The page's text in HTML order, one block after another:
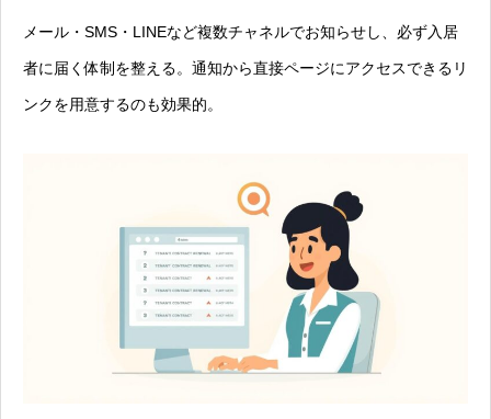
メール・SMS・LINEなど複数チャネルでお知らせし、必ず入居
者に届く体制を整える。通知から直接ページにアクセスできるリ
ンクを用意するのも効果的。